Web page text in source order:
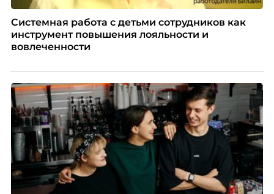
Системная работа с детьми сотрудников как
инструмент повышения лояльности и
вовлеченности